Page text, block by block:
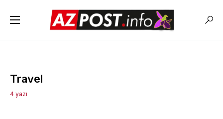
Travel
4 yazı